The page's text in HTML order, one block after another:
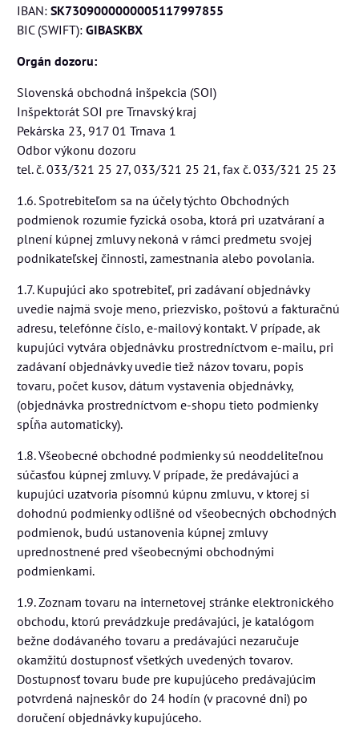
IBAN: SK7309000000005117997855
BIC (SWIFT): GIBASKBX
Orgán dozoru:
Slovenská obchodná inšpekcia (SOI)
Inšpektorát SOI pre Trnavský kraj
Pekárska 23, 917 01 Trnava 1
Odbor výkonu dozoru
tel. č. 033/321 25 27, 033/321 25 21, fax č. 033/321 25 23
1.6. Spotrebiteľom sa na účely týchto Obchodných
podmienok rozumie fyzická osoba, ktorá pri uzatváraní a
plnení kúpnej zmluvy nekoná v rámci predmetu svojej
podnikateľskej činnosti, zamestnania alebo povolania.
1.7. Kupujúci ako spotrebiteľ, pri zadávaní objednávky
uvedie najmä svoje meno, priezvisko, poštovú a fakturačnú
adresu, telefónne číslo, e-mailový kontakt. V prípade, ak
kupujúci vytvára objednávku prostredníctvom e-mailu, pri
zadávaní objednávky uvedie tiež názov tovaru, popis
tovaru, počet kusov, dátum vystavenia objednávky,
(objednávka prostredníctvom e-shopu tieto podmienky
spĺňa automaticky).
1.8. Všeobecné obchodné podmienky sú neoddeliteľnou
súčasťou kúpnej zmluvy. V prípade, že predávajúci a
kupujúci uzatvoria písomnú kúpnu zmluvu, v ktorej si
dohodnú podmienky odlišné od všeobecných obchodných
podmienok, budú ustanovenia kúpnej zmluvy
uprednostnené pred všeobecnými obchodnými
podmienkami.
1.9. Zoznam tovaru na internetovej stránke elektronického
obchodu, ktorú prevádzkuje predávajúci, je katalógom
bežne dodávaného tovaru a predávajúci nezaručuje
okamžitú dostupnosť všetkých uvedených tovarov.
Dostupnosť tovaru bude pre kupujúceho predávajúcim
potvrdená najneskôr do 24 hodín (v pracovné dni) po
doručení objednávky kupujúceho.